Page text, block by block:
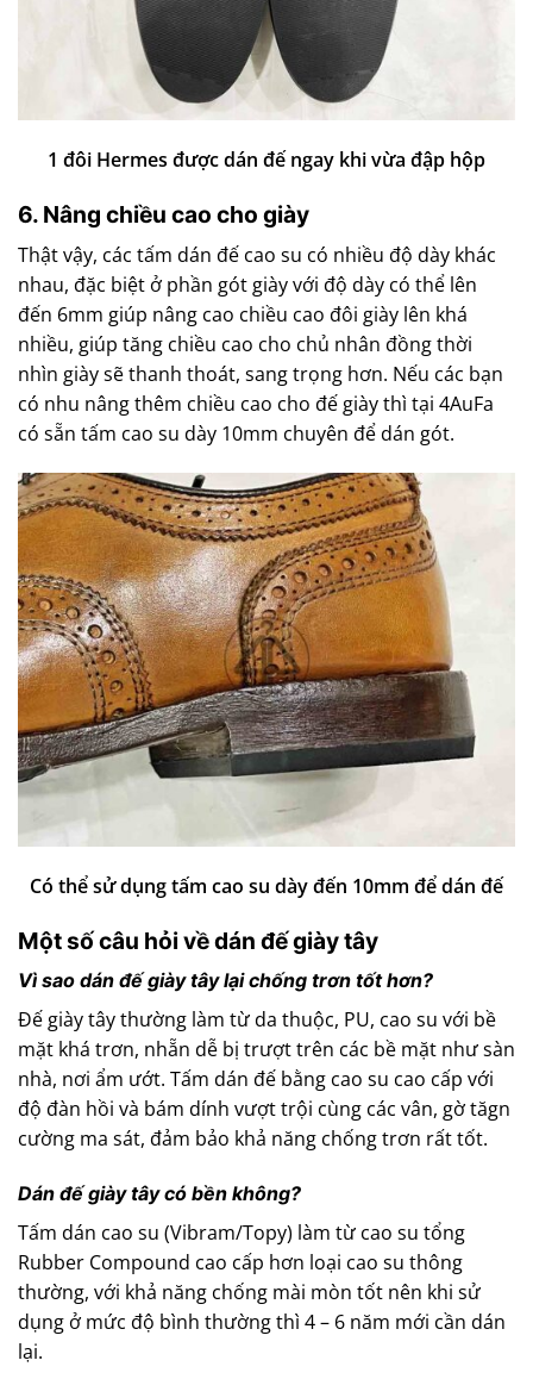
1 đôi Hermes được dán đế ngay khi vừa đập hộp
6. Nâng chiều cao cho giày
Thật vậy, các tấm dán đế cao su có nhiều độ dày khác
nhau, đặc biệt ở phần gót giày với độ dày có thể lên
đến 6mm giúp nâng cao chiều cao đôi giày lên khá
nhiều, giúp tăng chiều cao cho chủ nhân đồng thời
nhìn giày sẽ thanh thoát, sang trọng hơn. Nếu các bạn
có nhu nâng thêm chiều cao cho đế giày thì tại 4AuFa
có sẵn tấm cao su dày 10mm chuyên để dán gót.
Có thể sử dụng tấm cao su dày đến 10mm để dán đế
Một số câu hỏi về dán đế giày tây
Vì sao dán đế giày tây lại chống trơn tốt hơn?
Đế giày tây thường làm từ da thuộc, PU, cao su với bề
mặt khá trơn, nhẵn dễ bị trượt trên các bề mặt như sàn
nhà, nơi ẩm ướt. Tấm dán đế bằng cao su cao cấp với
độ đàn hồi và bám dính vượt trội cùng các vân, gờ tăgn
cường ma sát, đảm bảo khả năng chống trơn rất tốt.
Dán đế giày tây có bền không?
Tấm dán cao su (Vibram/Topy) làm từ cao su tổng
Rubber Compound cao cấp hơn loại cao su thông
thường, với khả năng chống mài mòn tốt nên khi sử
dụng ở mức độ bình thường thì 4 – 6 năm mới cần dán
lại.